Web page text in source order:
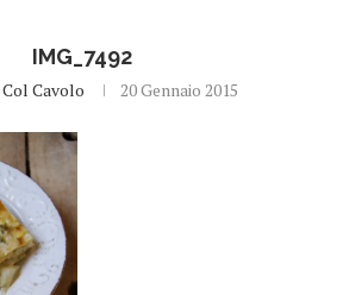
IMG_7492
Col Cavolo 20 Gennaio 2015